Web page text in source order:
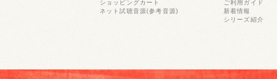
ショッピングカート
ネット試聴音源(参考音源)
ご利用ガイド
新着情報
シリーズ紹介